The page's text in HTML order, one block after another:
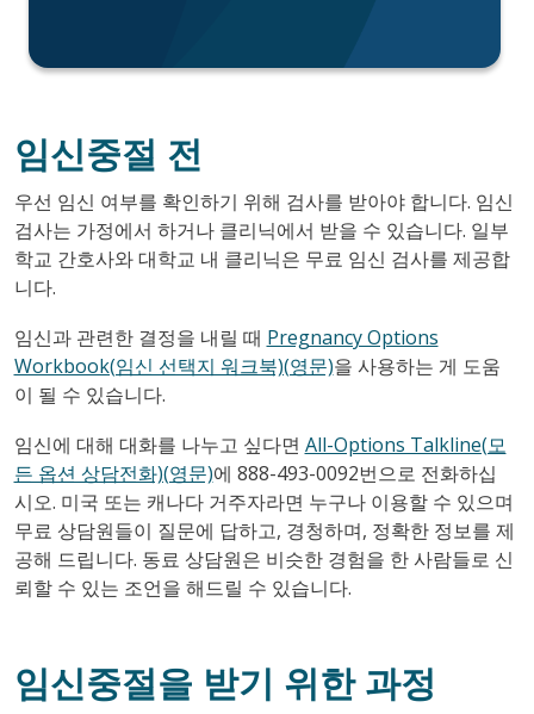
임신중절 전
우선 임신 여부를 확인하기 위해 검사를 받아야 합니다. 임신
검사는 가정에서 하거나 클리닉에서 받을 수 있습니다. 일부
학교 간호사와 대학교 내 클리닉은 무료 임신 검사를 제공합
니다.
임신과 관련한 결정을 내릴 때 Pregnancy Options
Workbook(임신 선택지 워크북)(영문)을 사용하는 게 도움
이 될 수 있습니다.
임신에 대해 대화를 나누고 싶다면 All-Options Talkline(모
든 옵션 상담전화)(영문)에 888-493-0092번으로 전화하십
시오. 미국 또는 캐나다 거주자라면 누구나 이용할 수 있으며
무료 상담원들이 질문에 답하고, 경청하며, 정확한 정보를 제
공해 드립니다. 동료 상담원은 비슷한 경험을 한 사람들로 신
뢰할 수 있는 조언을 해드릴 수 있습니다.
임신중절을 받기 위한 과정